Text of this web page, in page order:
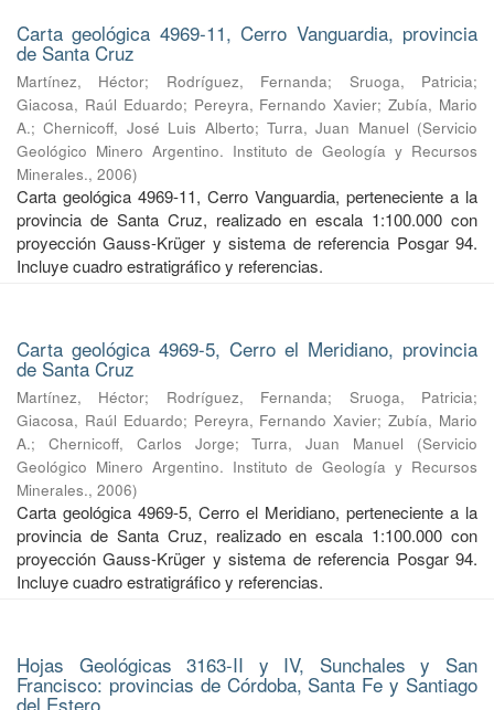
Carta geológica 4969-11, Cerro Vanguardia, provincia
de Santa Cruz
Martínez, Héctor; Rodríguez, Fernanda; Sruoga, Patricia;
Giacosa, Raúl Eduardo; Pereyra, Fernando Xavier;Zubía, Mario
A.;Chernicoff, José Luis Alberto; Turra, Juan Manuel (Servicio
Geológico Minero Argentino. Instituto de Geología y Recursos
Minerales., 2006)
Carta geológica 4969-11, Cerro Vanguardia, perteneciente a la
provincia de Santa Cruz, realizado en escala 1:100.000 con
proyección Gauss-Krüger y sistema de referencia Posgar 94.
Incluye cuadro estratigráfico y referencias.
Carta geológica 4969-5, Cerro el Meridiano, provincia
de Santa Cruz
Martínez, Héctor; Rodríguez, Fernanda; Sruoga, Patricia;
Giacosa, Raúl Eduardo; Pereyra, Fernando Xavier;Zubía, Mario
A.; Chernicoff, Carlos Jorge;Turra, Juan Manuel (Servicio
Geológico Minero Argentino. Instituto de Geología y Recursos
Minerales., 2006)
Carta geológica 4969-5, Cerro el Meridiano, perteneciente a la
provincia de Santa Cruz, realizado en escala 1:100.000 con
proyección Gauss-Krüger y sistema de referencia Posgar 94.
Incluye cuadro estratigráfico y referencias.
Hojas Geológicas 3163-II y IV, Sunchales y San
Francisco: provincias de Córdoba, Santa Fe y Santiago
del Estero